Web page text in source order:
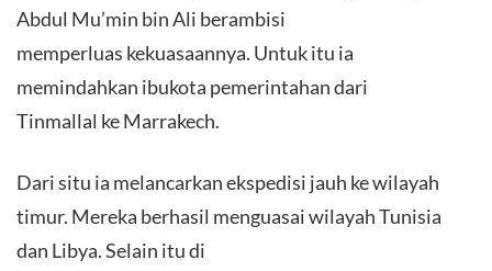
Abdul Mu’min bin Ali berambisi
memperluas kekuasaannya. Untuk itu ia
memindahkan ibukota pemerintahan dari
Tinmallal ke Marrakech.
Dari situ ia melancarkan ekspedisi jauh ke wilayah
timur. Mereka berhasil menguasai wilayah Tunisia
dan Libya. Selain itu di